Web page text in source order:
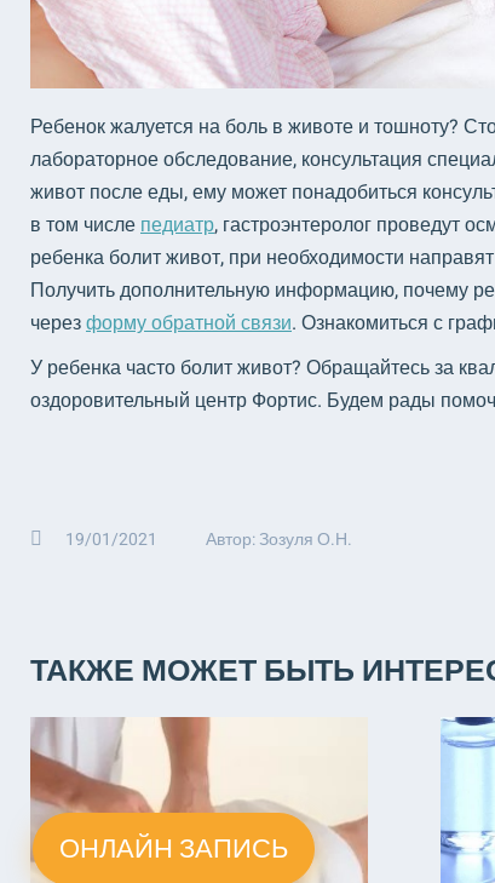
Ребенок жалуется на боль в животе и тошноту?
лабораторное обследование, консультация
живот после еды, ему может понадобиться
в том числепедиатр, гастроэнтеролог проведут
ребенка болит живот, при необходимости
Получить дополнительную информацию, почему
черезформу обратной связи. Ознакомиться с
У ребенка часто болит живот? Обращайтесь за
оздоровительный центр Фортис. Будем рады
19/01/2021 Автор: Зозуля О.Н.
ТАКЖЕ МОЖЕТ БЫТЬ
ОНЛАЙН ЗАПИСЬ